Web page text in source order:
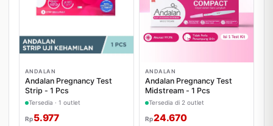
ANDALAN
Andalan Pregnancy Test
Strip - 1 Pcs
Tersedia · 1 outlet
Rp 5.977
ANDALAN
Andalan Pregnancy Test
Midstream - 1 Pcs
Tersedia di 2 outlet
Rp24.670